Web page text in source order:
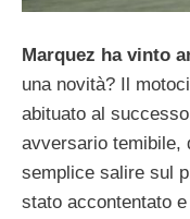
Marquez ha vinto
una novità? Il
abituato al
avversario temibile,
semplice salire sul
stato accontentato